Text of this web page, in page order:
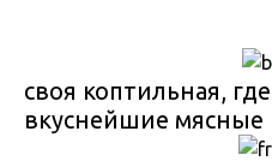
своя коптильная,
вкуснейшие